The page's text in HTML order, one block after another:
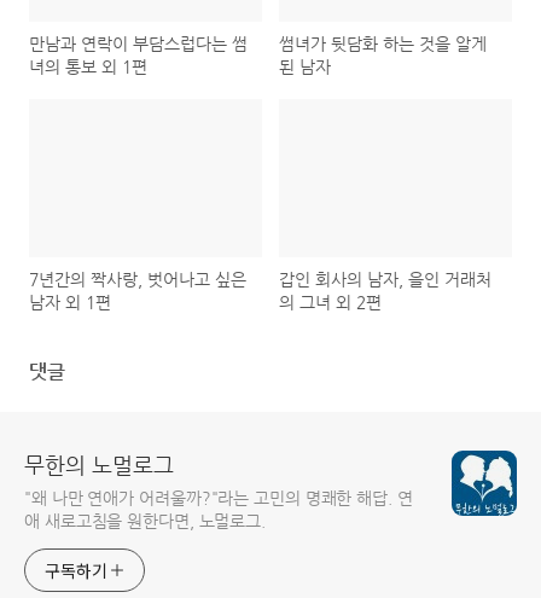
만남과 연락이 부담스럽다는 썸
녀의 통보 외 1편
썸녀가 뒷담화 하는 것을 알게
된 남자
7년간의 짝사랑, 벗어나고 싶은
남자 외 1편
갑인 회사의 남자, 을인 거래처
의 그녀 외 2편
댓글
무한의 노멀로그
"왜 나만 연애가 어려울까?"라는 고민의 명쾌한 해답. 연
애 새로고침을 원한다면, 노멀로그.
구독하기